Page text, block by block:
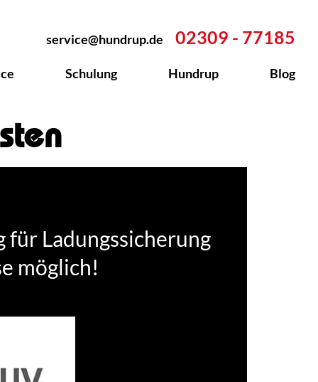
service@hundrup.de 02309 - 77185
Schulung Hundrup Blog
für Ladungssicherung
möglich!